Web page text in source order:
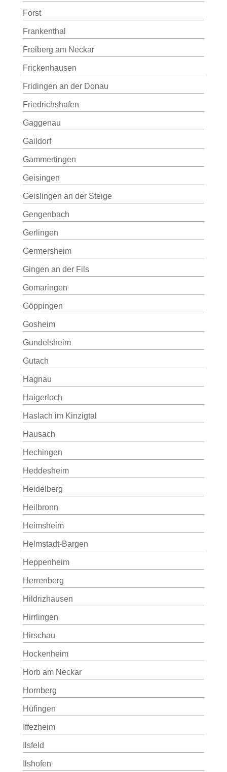
Forst
Frankenthal
Freiberg am Neckar
Frickenhausen
Fridingen an der Donau
Friedrichshafen
Gaggenau
Gaildorf
Gammertingen
Geisingen
Geislingen an der Steige
Gengenbach
Gerlingen
Germersheim
Gingen an der Fils
Gomaringen
Göppingen
Gosheim
Gundelsheim
Gutach
Hagnau
Haigerloch
Haslach im Kinzigtal
Hausach
Hechingen
Heddesheim
Heidelberg
Heilbronn
Heimsheim
Helmstadt-Bargen
Heppenheim
Herrenberg
Hildrizhausen
Hirrlingen
Hirschau
Hockenheim
Horb am Neckar
Hornberg
Hüfingen
Iffezheim
Ilsfeld
Ilshofen